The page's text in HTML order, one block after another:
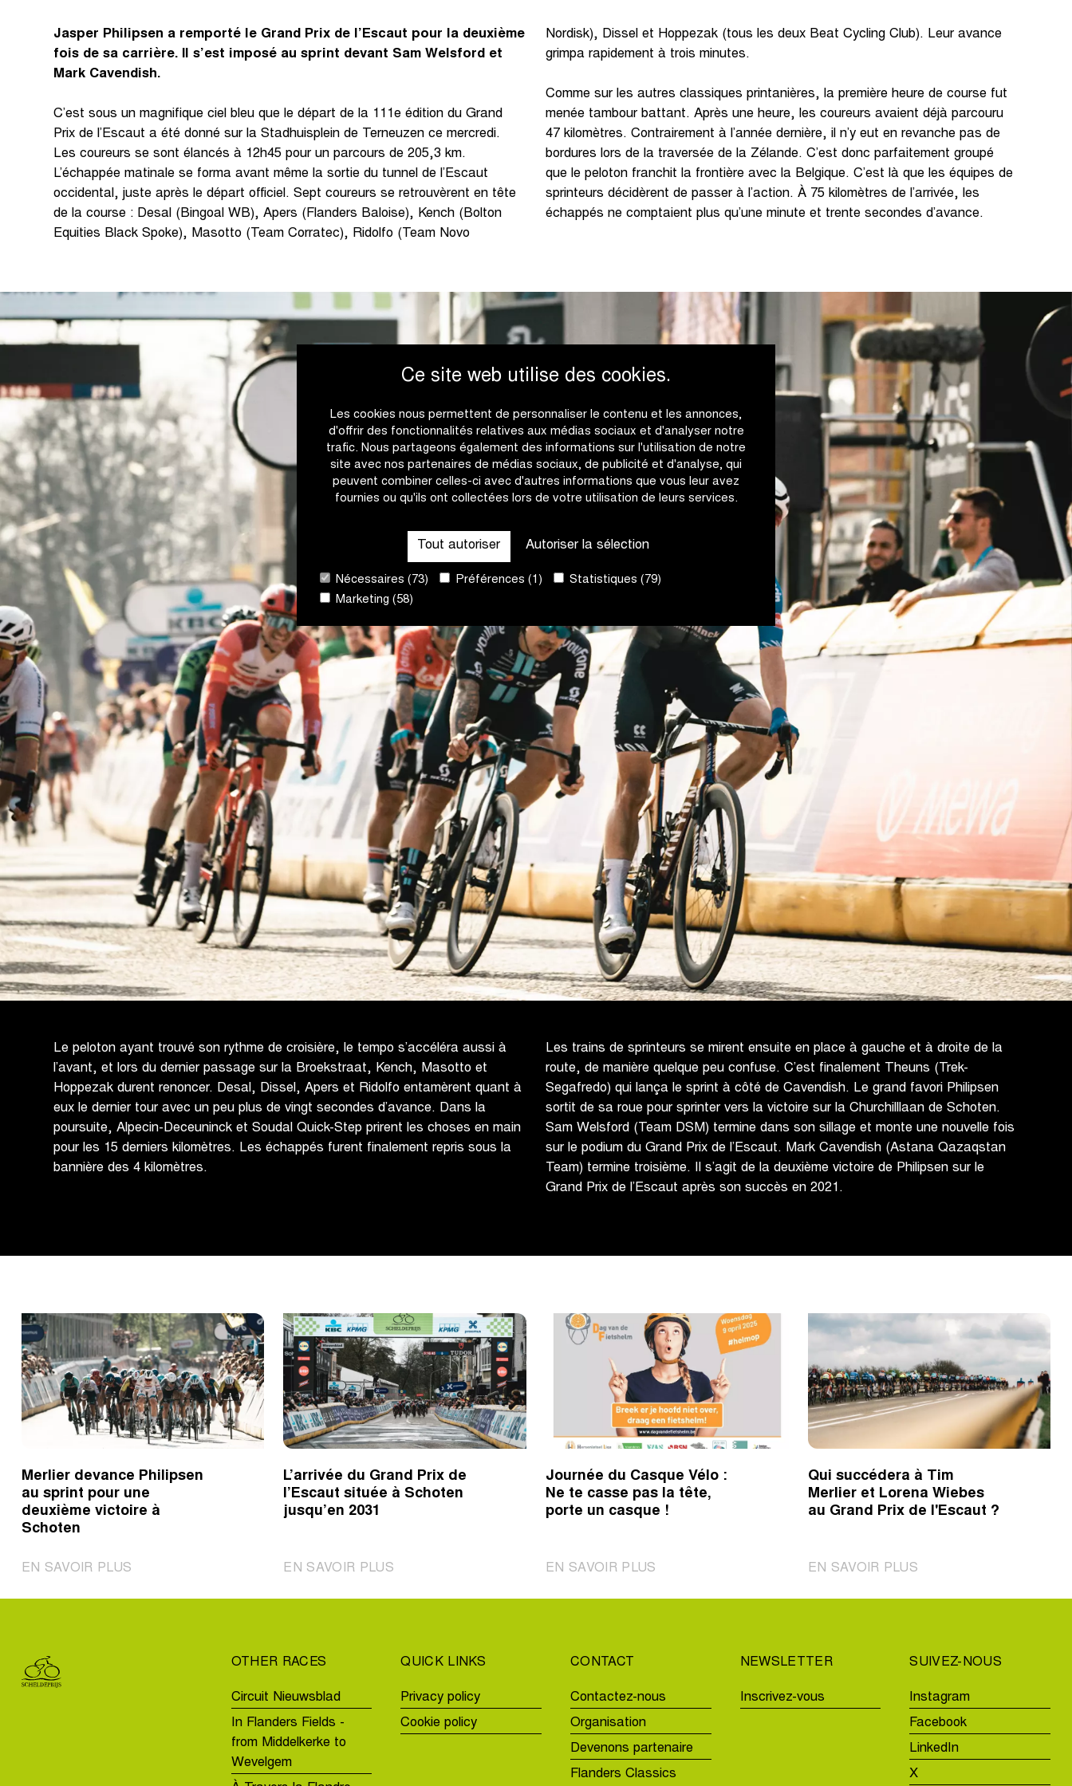
Ce site web utilise des cookies.
Les cookies nous permettent de personnaliser le contenu et les annonces,
d'offrir des fonctionnalités relatives aux médias sociaux et d'analyser notre
trafic. Nous partageons également des informations sur l'utilisation de notre
site avec nos partenaires de médias sociaux, de publicité et d'analyse, qui
peuvent combiner celles-ci avec d'autres informations que vous leur avez
fournies ou qu'ils ont collectées lors de votre utilisation de leurs services.
Tout autoriser Autoriser la sélection
Nécessaires (73) Préférences (1)
Statistiques (79)
Marketing (58)
Jasper Philipsen a remporté le Grand Prix de l’Escaut pour la deuxième
fois de sa carrière. Il s’est imposé au sprint devant Sam Welsford et
Mark Cavendish.
C’est sous un magnifique ciel bleu que le départ de la 111e édition du Grand
Prix de l’Escaut a été donné sur la Stadhuisplein de Terneuzen ce mercredi.
Les coureurs se sont élancés à 12h45 pour un parcours de 205,3 km.
L’échappée matinale se forma avant même la sortie du tunnel de l’Escaut
occidental, juste après le départ officiel. Sept coureurs se retrouvèrent en tête
de la course : Desal (Bingoal WB), Apers (Flanders Baloise), Kench (Bolton
Equities Black Spoke), Masotto (Team Corratec), Ridolfo (Team Novo
Nordisk), Dissel et Hoppezak (tous les deux Beat Cycling Club). Leur avance
grimpa rapidement à trois minutes.
Comme sur les autres classiques printanières, la première heure de course fut
menée tambour battant. Après une heure, les coureurs avaient déjà parcouru
47 kilomètres. Contrairement à l’année dernière, il n’y eut en revanche pas de
bordures lors de la traversée de la Zélande. C’est donc parfaitement groupé
que le peloton franchit la frontière avec la Belgique. C’est là que les équipes de
sprinteurs décidèrent de passer à l’action. À 75 kilomètres de l’arrivée, les
échappés ne comptaient plus qu’une minute et trente secondes d’avance.
Le peloton ayant trouvé son rythme de croisière, le tempo s’accéléra aussi à
l’avant, et lors du dernier passage sur la Broekstraat, Kench, Masotto et
Hoppezak durent renoncer. Desal, Dissel, Apers et Ridolfo entamèrent quant à
eux le dernier tour avec un peu plus de vingt secondes d’avance. Dans la
poursuite, Alpecin-Deceuninck et Soudal Quick-Step prirent les choses en main
pour les 15 derniers kilomètres. Les échappés furent finalement repris sous la
bannière des 4 kilomètres.
Les trains de sprinteurs se mirent ensuite en place à gauche et à droite de la
route, de manière quelque peu confuse. C’est finalement Theuns (Trek-
Segafredo) qui lança le sprint à côté de Cavendish. Le grand favori Philipsen
sortit de sa roue pour sprinter vers la victoire sur la Churchilllaan de Schoten.
Sam Welsford (Team DSM) termine dans son sillage et monte une nouvelle fois
sur le podium du Grand Prix de l’Escaut. Mark Cavendish (Astana Qazaqstan
Team) termine troisième. Il s’agit de la deuxième victoire de Philipsen sur le
Grand Prix de l’Escaut après son succès en 2021.
Merlier devance Philipsen
au sprint pour une
deuxième victoire à
Schoten
EN SAVOIR PLUS
L’arrivée du Grand Prix de
l’Escaut située à Schoten
jusqu’en 2031
EN SAVOIR PLUS|
de
située
à
Journée du Casque Vélo :
Ne te casse pas la tête,
porte un casque !
EN SAVOIR PLUS
te
pas
la
Qui succédera à Tim
Merlier et Lorena Wiebes
au Grand Prix de l'Escaut ?
EN SAVOIR PLUS
Merlier
Lorena
Wiebes
au
Grand
OTHER RACES
Circuit Nieuwsblad
In Flanders Fields -
from Middelkerke to
Wevelgem
QUICK LINKS
Privacy policy
Cookie policy
CONTACT
Contactez-nous
Organisation
Devenons partenaire
Flanders Classics
NEWSLETTER
Inscrivez-vous
SUIVEZ-NOUS
Instagram
Facebook
LinkedIn
X